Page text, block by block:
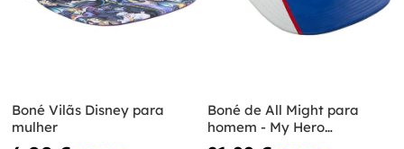
Boné Vilãs Disney para
mulher
Boné de All Might para
homem - My Hero
Academia